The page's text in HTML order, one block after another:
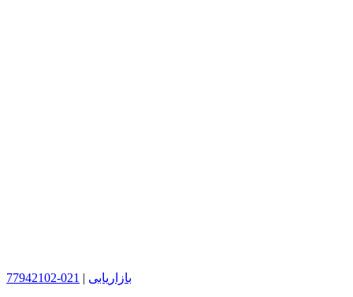
بازاریابی |
021-77942102